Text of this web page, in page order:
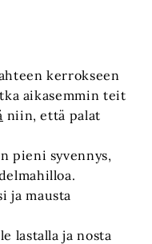
kerrokseen
aikasemmin teit
niin, että palat
pieni syvennys,
ja mausta
lastalla ja nosta